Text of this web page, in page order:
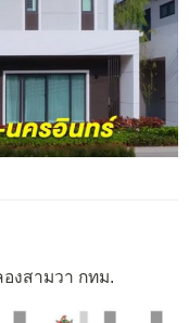
งสามวา กทม.